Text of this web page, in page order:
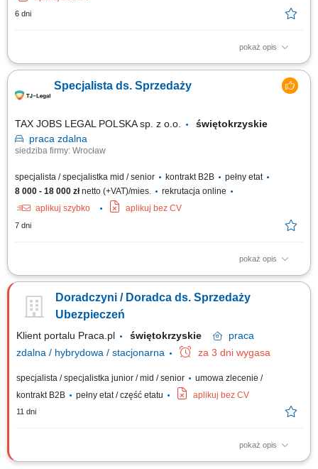
6 dni
pokaż opis
Zakres obowiązków: Telefoniczny kontakt z klientami zainteresowanymi
edukacji finansowej. Budowanie długofalowych relacji z klientami.
Pozyskiwanie nowych klientów i rozwijanie współpracy z partnerami
Specjalista ds. Sprzedaży
TAX JOBS LEGAL POLSKA sp. z o.o.
świętokrzyskie
praca zdalna
siedziba firmy: Wrocław
specjalista / specjalistka mid / senior kontrakt B2B
pełny etat
8 000 - 18 000 złnetto (+VAT)/mies.
rekrutacja online
aplikuj szybko
aplikuj bez CV
7 dni
pokaż opis
Samodzielne pozyskiwanie nowych klientów B2B poprzez aktywne
przekazanymi kontaktami (ciepłe leady) - Prezentacja oferty firmy i
wsparcie klientów przy składaniu wniosków; Kompleksowe zarządzanie
Doradczyni / Doradca ds. Sprzedaży
Ubezpieczeń
Klient portalu Praca.pl świętokrzyskie
praca
zdalna / hybrydowa / stacjonarna
za 3 dni wygasa
specjalista / specjalistka junior / mid / senior
umowa zlecenie /
kontrakt B2B
pełny etat / część etatu aplikuj bez CV
11 dni
pokaż opis
Pozyskiwanie nowych klientów i oferta ubezpieczeń (na życie,